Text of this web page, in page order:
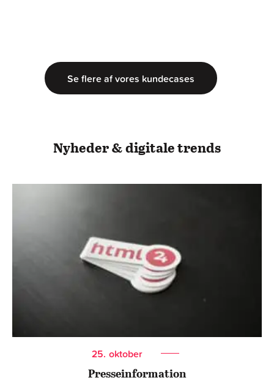
Se flere af vores kundecases
Nyheder & digitale trends
25. oktober
Presseinformation